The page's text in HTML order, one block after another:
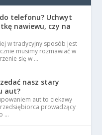
telefonu? Uchwyt
nawiewu, czy na
w tradycyjny sposób jest
musimy rozmawiać w
się w …
nasz stary
aut?
aut to ciekawy
prowadzący
…